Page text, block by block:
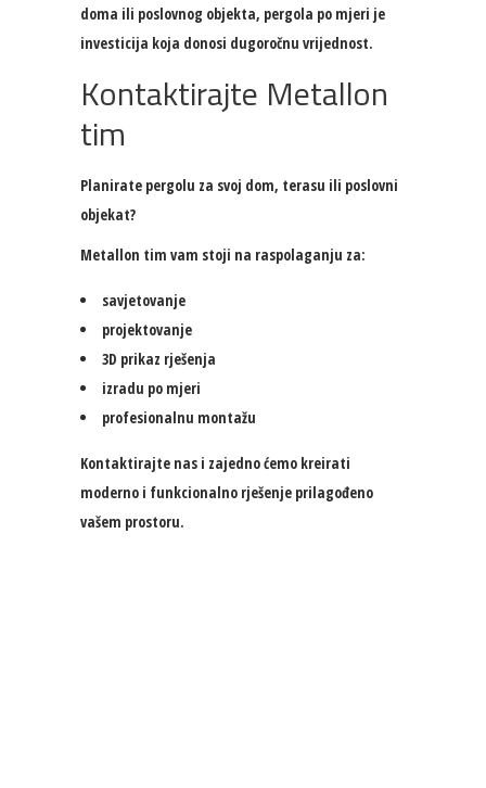
doma ili poslovnog objekta, pergola po mjeri je
investicija koja donosi dugoročnu vrijednost.
Kontaktirajte Metallon
tim
Planirate pergolu za svoj dom, terasu ili poslovni
objekat?
Metallon tim vam stoji na raspolaganju za:
savjetovanje
projektovanje
3D prikaz rješenja
izradu po mjeri
profesionalnu montažu
Kontaktirajte nas i zajedno ćemo kreirati
moderno i funkcionalno rješenje prilagođeno
vašem prostoru.